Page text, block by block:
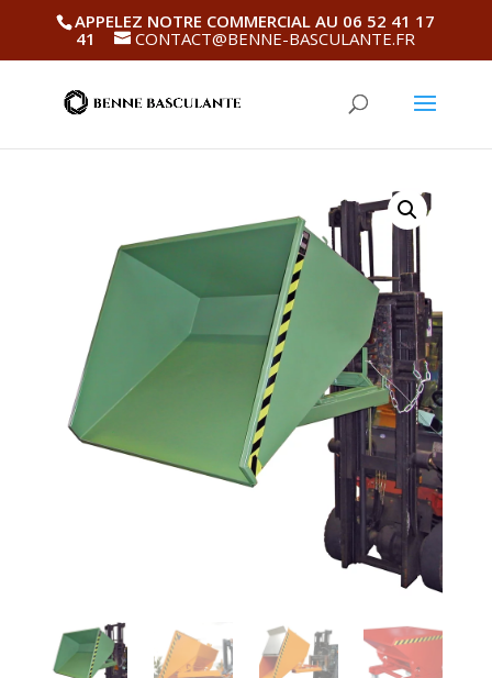
APPELEZ NOTRE COMMERCIAL AU 06 52 41 17
41
CONTACT@BENNE-BASCULANTE.FR